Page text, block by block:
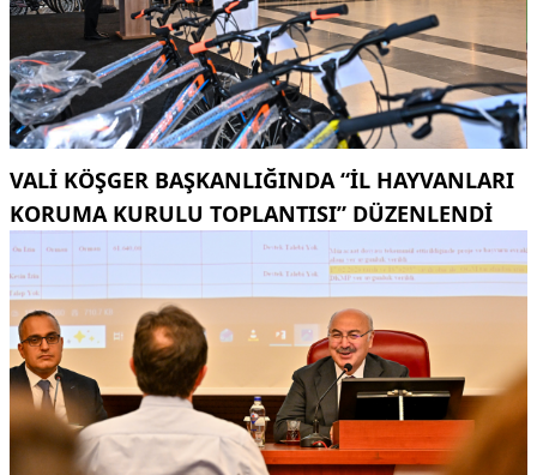
VALI KÖŞGER BAŞKANLIĞINDA “İL HAYVANLARI
KORUMA KURULU TOPLANTISI” DÜZENLENDI